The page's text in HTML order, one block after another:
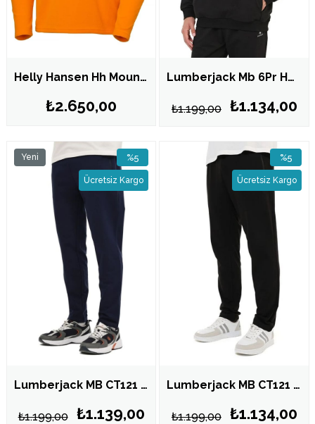
Helly Hansen Hh Mount Fleece Erkek Yarım Fermuarlı Polar HH..12001 HHA.303
₺2.650,00
Lumberjack Mb 6Pr Hoodie SN73 Siyah Erkek Sweatshirt 102696331
₺1.134,00
₺1.199,00
Lumberjack MB CT121 T.PANT Lacivert Erkek Eşofman Altı 102696997
₺1.139,00
₺1.199,00
%5
İndirim
%5İndirim
Ücretsiz Kargo
Yeni
Lumberjack MB CT121 T.PANT Siyah Erkek Eşofman Altı 102696996
₺1.134,00
₺1.199,00
%5
İndirim
%5İndirim
Ücretsiz Kargo